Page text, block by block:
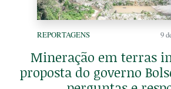
REPORTAGENS 9
Mineração em terras
proposta do governo